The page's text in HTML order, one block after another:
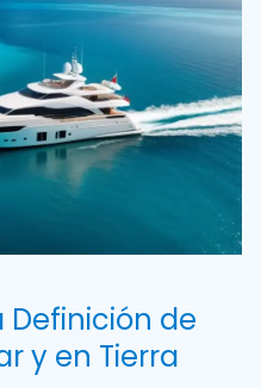
Definición de
y en Tierra